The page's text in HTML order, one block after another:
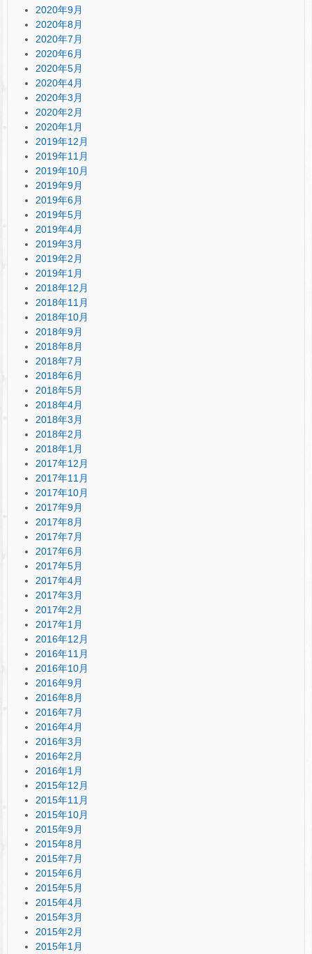
2020年9月
2020年8月
2020年7月
2020年6月
2020年5月
2020年4月
2020年3月
2020年2月
2020年1月
2019年12月
2019年11月
2019年10月
2019年9月
2019年6月
2019年5月
2019年4月
2019年3月
2019年2月
2019年1月
2018年12月
2018年11月
2018年10月
2018年9月
2018年8月
2018年7月
2018年6月
2018年5月
2018年4月
2018年3月
2018年2月
2018年1月
2017年12月
2017年11月
2017年10月
2017年9月
2017年8月
2017年7月
2017年6月
2017年5月
2017年4月
2017年3月
2017年2月
2017年1月
2016年12月
2016年11月
2016年10月
2016年9月
2016年8月
2016年7月
2016年4月
2016年3月
2016年2月
2016年1月
2015年12月
2015年11月
2015年10月
2015年9月
2015年8月
2015年7月
2015年6月
2015年5月
2015年4月
2015年3月
2015年2月
2015年1月